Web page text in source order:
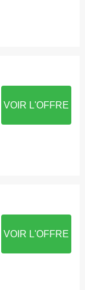
VOIR L'OFFRE
VOIR L'OFFRE